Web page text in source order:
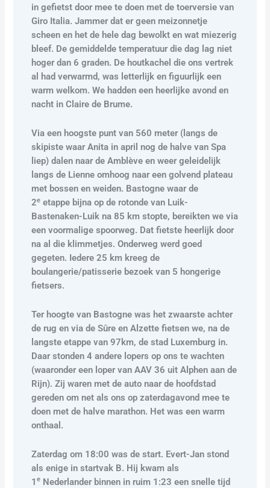
in gefietst door mee te doen met de toerversie van
Giro Italia. Jammer dat er geen meizonnetje
scheen en het de hele dag bewolkt en wat miezerig
bleef. De gemiddelde temperatuur die dag lag niet
hoger dan 6 graden. De houtkachel die ons vertrek
al had verwarmd, was letterlijk en figuurlijk een
warm welkom. We hadden een heerlijke avond en
nacht in Claire de Brume.
Via een hoogste punt van 560 meter (langs de
skipiste waar Anita in april nog de halve van Spa
liep) dalen naar de Amblève en weer geleidelijk
langs de Lienne omhoog naar een golvend plateau
met bossen en weiden. Bastogne waar de
2e etappe bijna op de rotonde van Luik-
Bastenaken-Luik na 85 km stopte, bereikten we via
een voormalige spoorweg. Dat fietste heerlijk door
na al die klimmetjes. Onderweg werd goed
gegeten. Iedere 25 km kreeg de
boulangerie/patisserie bezoek van 5 hongerige
fietsers.
Ter hoogte van Bastogne was het zwaarste achter
de rug en via de Sûre en Alzette fietsen we, na de
langste etappe van 97km, de stad Luxemburg in.
Daar stonden 4 andere lopers op ons te wachten
(waaronder een loper van AAV 36 uit Alphen aan de
Rijn). Zij waren met de auto naar de hoofdstad
gereden om net als ons op zaterdagavond mee te
doen met de halve marathon. Het was een warm
onthaal.
Zaterdag om 18:00 was de start. Evert-Jan stond
als enige in startvak B. Hij kwam als
1e Nederlander binnen in ruim 1:23 een snelle tijd